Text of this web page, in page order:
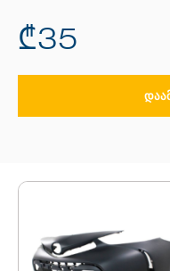
₾35